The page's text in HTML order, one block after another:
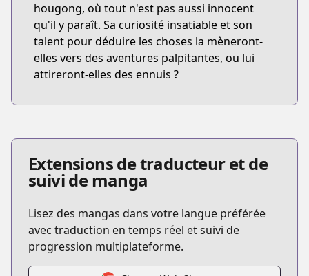
hougong, où tout n'est pas aussi innocent
qu'il y paraît. Sa curiosité insatiable et son
talent pour déduire les choses la mèneront-
elles vers des aventures palpitantes, ou lui
attireront-elles des ennuis ?
Extensions de traducteur et de
suivi de manga
Lisez des mangas dans votre langue préférée
avec traduction en temps réel et suivi de
progression multiplateforme.